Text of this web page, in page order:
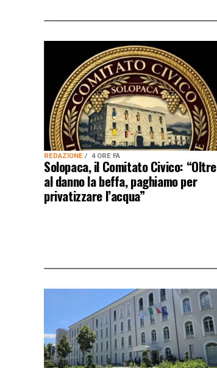
REDAZIONE 4 ORE FA
Solopaca, il Comitato Civico: “Oltre
al danno la beffa, paghiamo per
privatizzare l’acqua”